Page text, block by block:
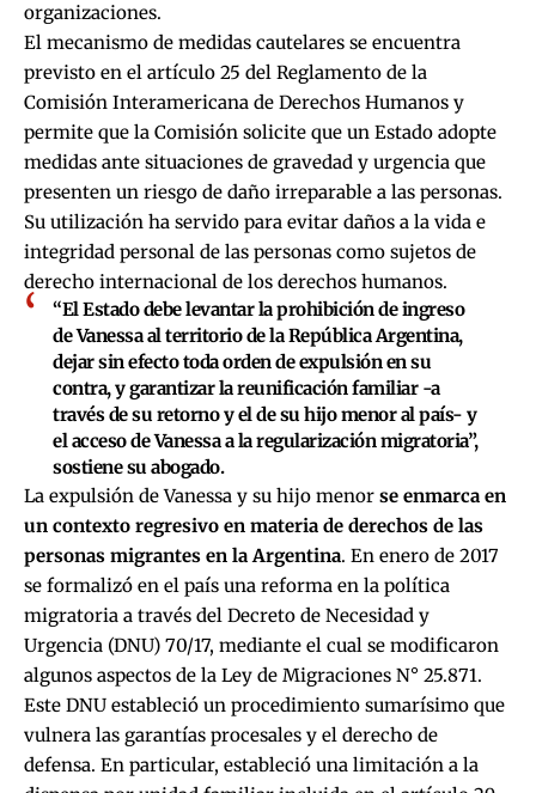
organizaciones.
El mecanismo de medidas cautelares se encuentra
previsto en el artículo 25 del Reglamento de la
Comisión Interamericana de Derechos Humanos y
permite que la Comisión solicite que un Estado adopte
medidas ante situaciones de gravedad y urgencia que
presenten un riesgo de daño irreparable a las personas.
Su utilización ha servido para evitar daños a la vida e
integridad personal de las personas como sujetos de
derecho internacional de los derechos humanos.
“El Estado debe levantar la prohibición de ingreso
de Vanessa al territorio de la República Argentina,
dejar sin efecto toda orden de expulsión en su
contra, y garantizar la reunificación familiar -a
través de su retorno y el de su hijo menor al país- y
el acceso de Vanessa a la regularización migratoria”,
sostiene su abogado.
La expulsión de Vanessa y su hijo menor se enmarca en
un contexto regresivo en materia de derechos de las
personas migrantes en la Argentina. En enero de 2017
se formalizó en el país una reforma en la política
migratoria a través del Decreto de Necesidad y
Urgencia (DNU) 70/17, mediante el cual se modificaron
algunos aspectos de la Ley de Migraciones N° 25.871.
Este DNU estableció un procedimiento sumarísimo que
vulnera las garantías procesales y el derecho de
defensa. En particular, estableció una limitación a la